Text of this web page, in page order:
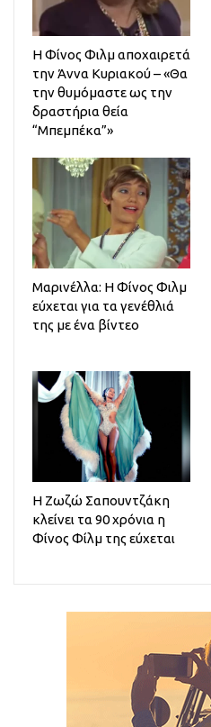
H Φίνος Φιλμ αποχαιρετά
την Άννα Κυριακού – «Θα
την θυμόμαστε ως την
δραστήρια θεία
“Μπεμπέκα”»
Μαρινέλλα: Η Φίνος Φιλμ
εύχεται για τα γενέθλιά
της με ένα βίντεο
Η Ζωζώ Σαπουντζάκη
κλείνει τα 90 χρόνια η
Φίνος Φίλμ της εύχεται